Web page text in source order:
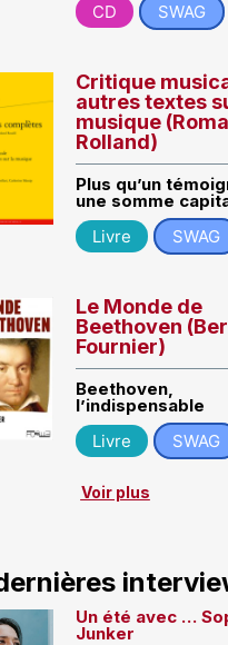
CD
SWAG
Critique
autres textes
musique
Rolland)
Plus qu’un
une somme
Livre
SWAG
Le Monde de
Beethoven
Fournier)
Beethoven,
l’indispensable
Livre
SWAG
Voir plus
Un été avec …
Junker